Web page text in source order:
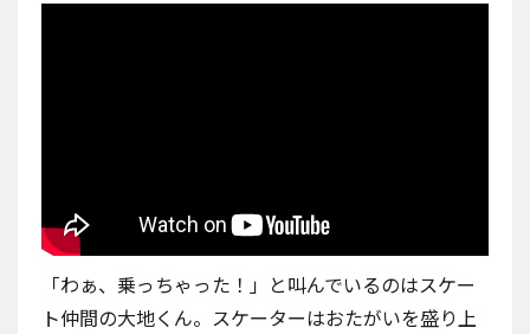
「わぁ、乗っちゃった！」と叫んでいるのはスケー
ト仲間の大地くん。スケーターはおたがいを盛り上